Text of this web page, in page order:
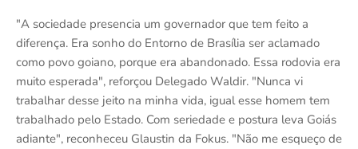
"A sociedade presencia um governador que tem feito a
diferença. Era sonho do Entorno de Brasília ser aclamado
como povo goiano, porque era abandonado. Essa rodovia era
muito esperada", reforçou Delegado Waldir. "Nunca vi
trabalhar desse jeito na minha vida, igual esse homem tem
trabalhado pelo Estado. Com seriedade e postura leva Goiás
adiante", reconheceu Glaustin da Fokus. "Não me esqueço de